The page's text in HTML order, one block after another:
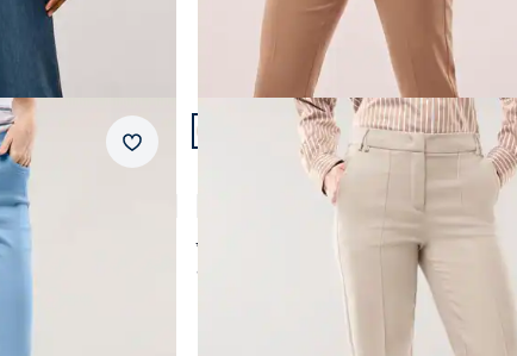
Merkzettel
Artikel 8 von 24.
Passform Regular Fit.
Regular Fit
Premium Kofferhose
4,5 (79)
ab € 139,99
ab (-7%)